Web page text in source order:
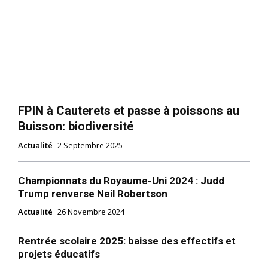
FPIN à Cauterets et passe à poissons au
Buisson: biodiversité
Actualité 2 Septembre 2025
Championnats du Royaume-Uni 2024 : Judd
Trump renverse Neil Robertson
Actualité 26 Novembre 2024
Rentrée scolaire 2025: baisse des effectifs et
projets éducatifs